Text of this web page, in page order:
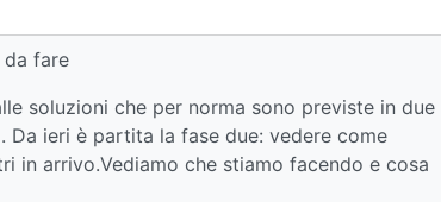
fare
soluzioni che per norma sono previste in due
ieri è partita la fase due: vedere come
arrivo.Vediamo che stiamo facendo e cosa